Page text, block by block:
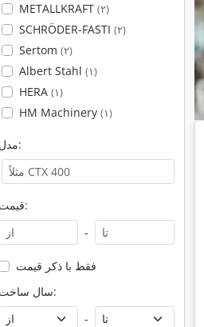
METALLKRAFT (۲)
SCHRÖDER-FASTI (۲)
Sertom (۲)
Albert Stahl (۱)
HERA (۱)
HM Machinery (۱)
مدل:
قیمت:
-
فقط با ذکر قیمت
سال ساخت:
-